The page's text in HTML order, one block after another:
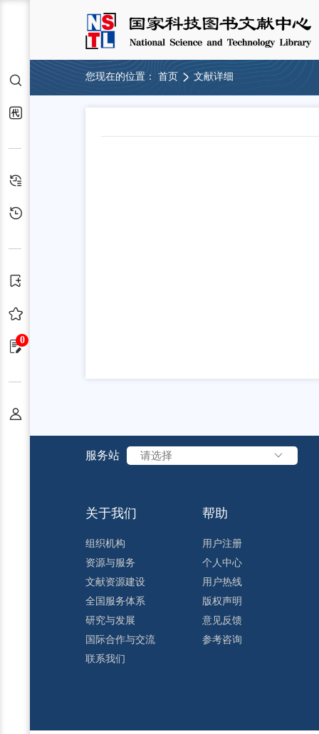
0
您现在的位置： 首页 文献详细
服务站 请选择
关于我们
组织机构
资源与服务
文献资源建设
全国服务体系
研究与发展
国际合作与交流
联系我们
帮助
用户注册
个人中心
用户热线
版权声明
意见反馈
参考咨询